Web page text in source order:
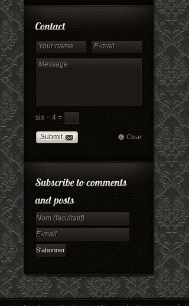
six − 4 =
Submit Clear